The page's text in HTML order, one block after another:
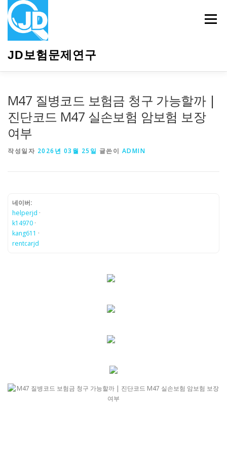
JD보험문제연구
메뉴
M47 질병코드 보험금 청구 가능할까 |
진단코드 M47 실손보험 암보험 보장
여부
작성일자 2026년 03월 25일 글쓴이 ADMIN
네이버:
helperjd ·
k14970 ·
kang611 ·
rentcarjd